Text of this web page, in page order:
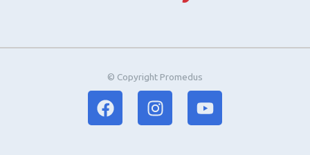
© Copyright Promedus